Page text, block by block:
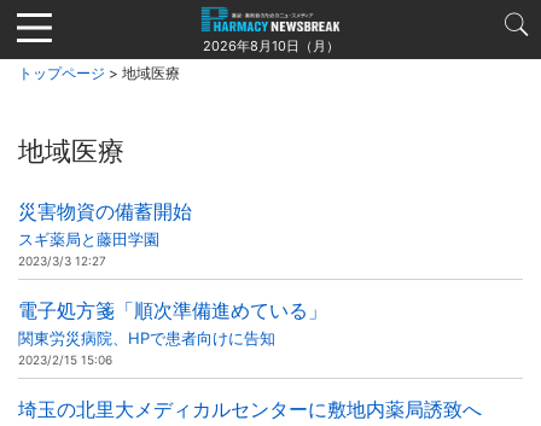
Jump
to
navigation
2026年8月10日（月）
トップページ > 地域医療
地域医療
災害物資の備蓄開始
スギ薬局と藤田学園
2023/3/3 12:27
電子処方箋「順次準備進めている」
関東労災病院、HPで患者向けに告知
2023/2/15 15:06
埼玉の北里大メディカルセンターに敷地内薬局誘致へ